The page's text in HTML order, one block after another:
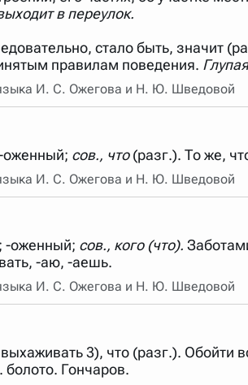
в переулок.
стало быть, значит
правилам поведения.
И. С. Ожегова и Н. Ю. Шведовой
оженный; сов., что(разг.). То же,
И. С. Ожегова и Н. Ю. Шведовой
-оженный; сов., кого (что).
-аю, -аешь.
И. С. Ожегова и Н. Ю. Шведовой
3), что (разг.). Обойти
болото. Гончаров.